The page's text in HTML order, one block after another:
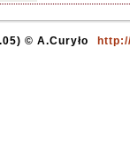
© A.Curyło